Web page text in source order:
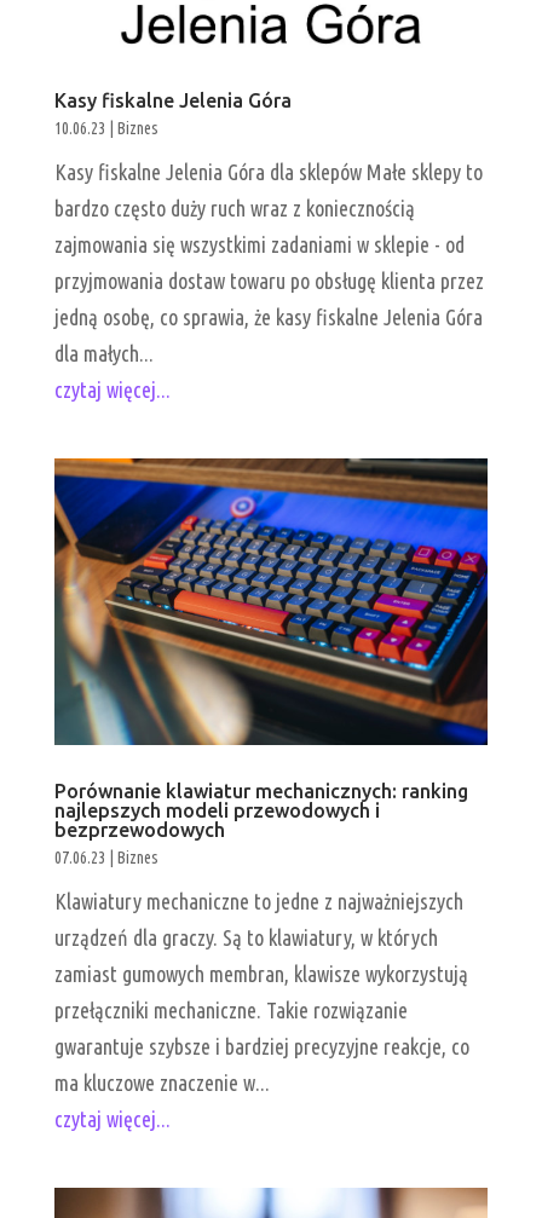
Kasy fiskalne Jelenia Góra
10.06.23 Biznes
Kasy fiskalne Jelenia Góra dla sklepów Małe sklepy to
bardzo często duży ruch wraz z koniecznością
zajmowania się wszystkimi zadaniami w sklepie - od
przyjmowania dostaw towaru po obsługę klienta przez
jedną osobę, co sprawia, że kasy fiskalne Jelenia Góra
dla małych...
czytaj więcej...
Porównanie klawiatur mechanicznych: ranking
najlepszych modeli przewodowych i
bezprzewodowych
07.06.23 Biznes
Klawiatury mechaniczne to jedne z najważniejszych
urządzeń dla graczy. Są to klawiatury, w których
zamiast gumowych membran, klawisze wykorzystują
przełączniki mechaniczne. Takie rozwiązanie
gwarantuje szybsze i bardziej precyzyjne reakcje, co
ma kluczowe znaczenie w...
czytaj więcej...